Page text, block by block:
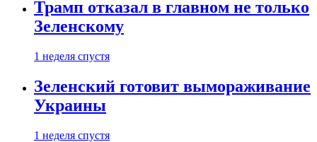
Трамп отказал в главном не только
Зеленскому
1 неделя спустя
Зеленский готовит вымораживание
Украины
1 неделя спустя